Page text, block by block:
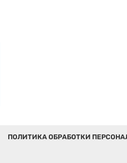
ПОЛИТИКА ОБРАБОТКИ